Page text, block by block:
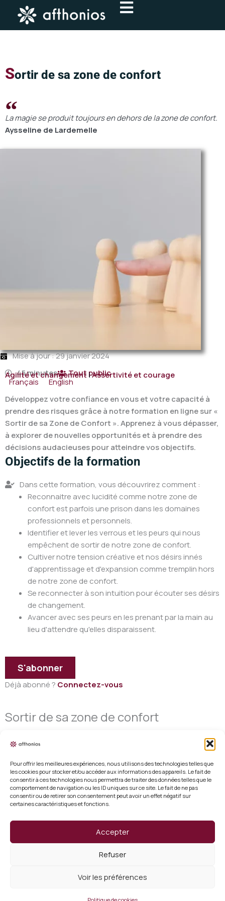
Pour offrir les meilleures expériences, nous utilisons des technologies telles que
les cookies pour stocker et/ou accéder aux informations des appareils. Le fait de
consentir à ces technologies nous permettra de traiter des données telles que le
comportement de navigation ou les ID uniques sur ce site. Le fait de ne pas
consentir ou de retirer son consentement peut avoir un effet négatif sur
certaines caractéristiques et fonctions.
Accepter
Refuser
Voir les préférences
contenu
Sortir de sa zone de confort
La magie se produit toujours en dehors de la zone de confort.
Aysseline de Lardemelle
Mise à jour : 29 janvier 2024
45 minutes
Tout public
Agilité et changement |Assertivité et courage
Français
English
Développez votre confiance en vous et votre capacité à
prendre des risques grâce à notre formation en ligne sur «
Sortir de sa Zone de Confort ». Apprenez à vous dépasser,
à explorer de nouvelles opportunités et à prendre des
décisions audacieuses pour atteindre vos objectifs.
Objectifs de la formation
Dans cette formation, vous découvrirez comment :
Reconnaitre avec lucidité comme notre zone de
confort est parfois une prison dans les domaines
professionnels et personnels.
Identifier et lever les verrous et les peurs qui nous
empêchent de sortir de notre zone de confort.
Cultiver notre tension créative et nos désirs innés
d'apprentissage et d'expansion comme tremplin hors
de notre zone de confort.
Se reconnecter à son intuition pour écouter ses désirs
de changement.
Avancer avec ses peurs en les prenant par la main au
lieu d'attendre qu'elles disparaissent.
S'abonner
Déjà abonné ? Connectez-vous
Sortir de sa zone de confort
Copyright 2026 Afthonios
Mentions légales
Conditions générales de vente